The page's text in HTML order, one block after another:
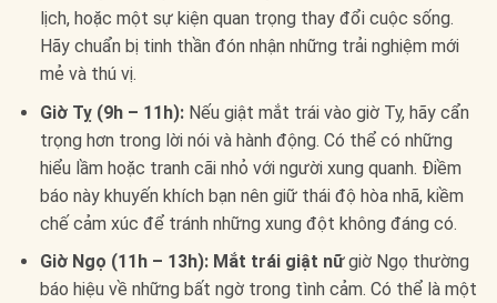
lịch, hoặc một sự kiện quan trọng thay đổi cuộc sống.
Hãy chuẩn bị tinh thần đón nhận những trải nghiệm mới
mẻ và thú vị.
Giờ Tỵ (9h – 11h):Nếu giật mắt trái vào giờ Tỵ, hãy cẩn
trọng hơn trong lời nói và hành động. Có thể có những
hiểu lầm hoặc tranh cãi nhỏ với người xung quanh. Điềm
báo này khuyến khích bạn nên giữ thái độ hòa nhã, kiềm
chế cảm xúc để tránh những xung đột không đáng có.
Giờ Ngọ (11h – 13h): Mắt trái giật nữgiờ Ngọ thường
báo hiệu về những bất ngờ trong tình cảm. Có thể là một